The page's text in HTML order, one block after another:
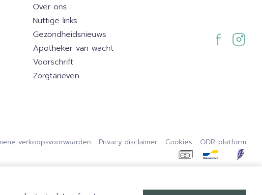
Over ons
Nuttige links
Gezondheidsnieuws
Apotheker van wacht
Voorschrift
Zorgtarieven
verkoopsvoorwaarden Privacy disclaimer Cookies ODR-platform